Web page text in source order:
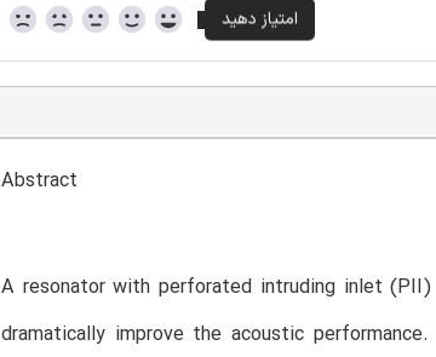
Abstract
A resonator with perforated intruding inlet
dramatically improve the acoustic